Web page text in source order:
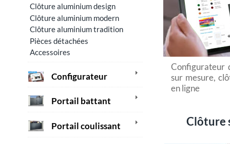
Clôture aluminium design
Clôture aluminium modern
Clôture aluminium tradition
Pièces détachées
Accessoires
Configurateur
Portail battant
Portail coulissant
Configurateur
sur mesure,
en ligne
Clôture